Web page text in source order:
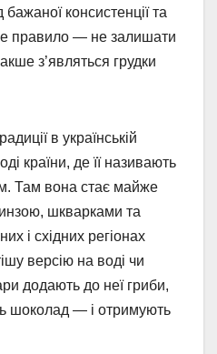
консистенції та
правило — не залишати
з’являться грудки
в українській
країни, де її називають
Там вона стає майже
шкварками та
і східних регіонах
версію на воді чи
додають до неї гриби,
шоколад — і отримують